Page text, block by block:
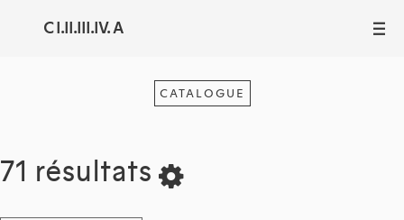
C I.II.III.IV. A III
CATALOGUE
71 résultats